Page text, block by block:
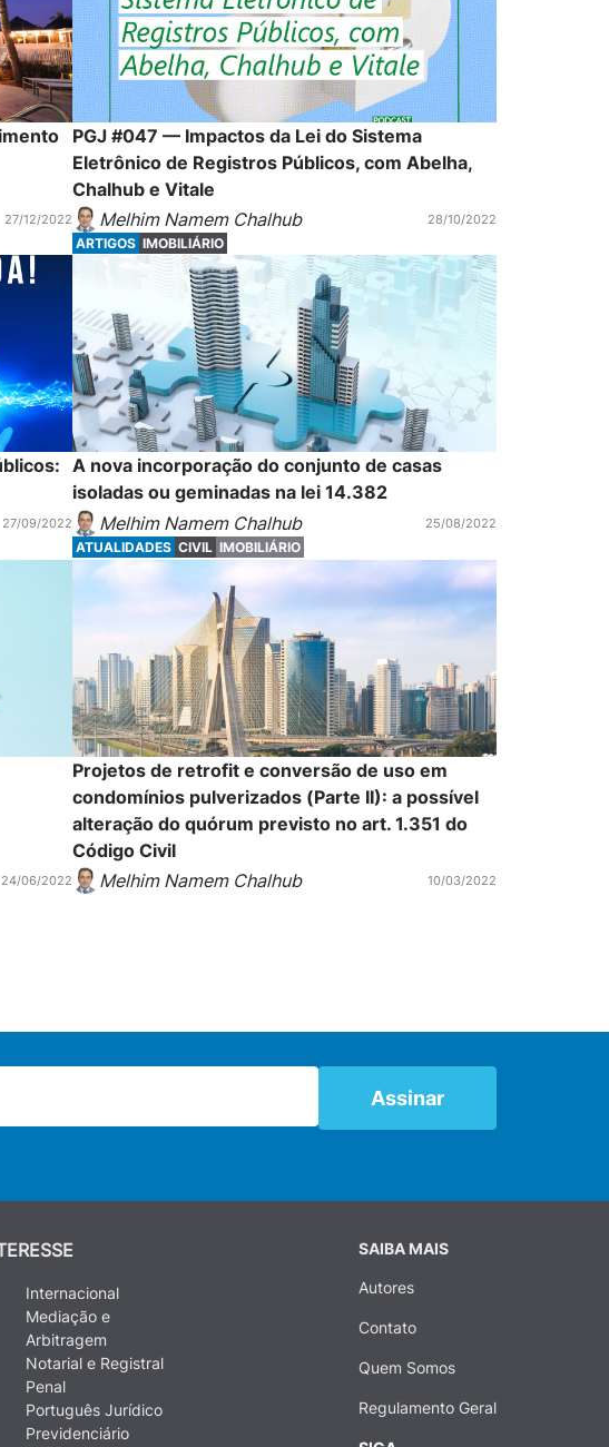
27/12/2022
PGJ #047 — Impactos da Lei do Sistema
Eletrônico de Registros Públicos, com Abelha,
Chalhub e Vitale
Melhim Namem Chalhub
28/10/2022
27/09/2022
ARTIGOS IMOBILIÁRIO
A nova incorporação do conjunto de casas
isoladas ou geminadas na lei 14.382
Melhim Namem Chalhub
25/08/2022
24/06/2022
ATUALIDADES CIVIL IMOBILIÁRIO
Projetos de retrofit e conversão de uso em
condomínios pulverizados (Parte II): a possível
alteração do quórum previsto no art. 1.351 do
Código Civil
Melhim Namem Chalhub
10/03/2022
Internacional
Mediação e
Arbitragem
Notarial e Registral
Penal
Português Jurídico
Previdenciário
SAIBA MAIS
Autores
Contato
Quem Somos
Regulamento Geral